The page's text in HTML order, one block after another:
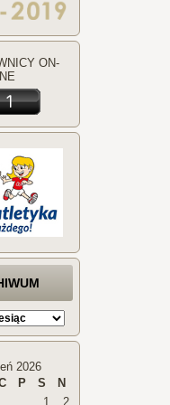
ON-
2026
P S
N
1
2